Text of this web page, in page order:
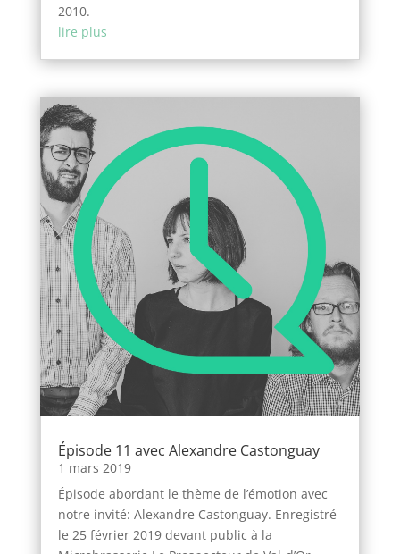
2010.
lire plus
Épisode 11 avec Alexandre Castonguay
1 mars 2019
Épisode abordant le thème de l’émotion avec
notre invité: Alexandre Castonguay. Enregistré
le 25 février 2019 devant public à la